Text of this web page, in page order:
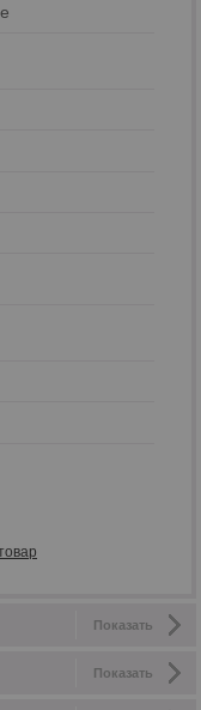
Показать
Показать